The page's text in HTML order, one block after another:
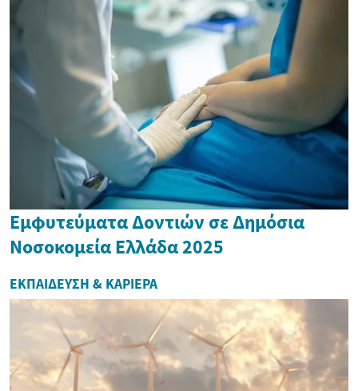
Εμφυτεύματα Δοντιών σε Δημόσια
Νοσοκομεία Ελλάδα 2025
ΕΚΠΑΊΔΕΥΣΗ & ΚΑΡΙΈΡΑ